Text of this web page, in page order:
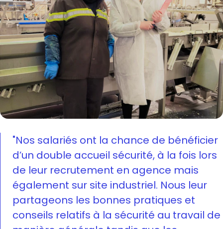
"Nos salariés ont la chance de bénéficier
d’un double accueil sécurité, à la fois lors
de leur recrutement en agence mais
également sur site industriel. Nous leur
partageons les bonnes pratiques et
conseils relatifs à la sécurité au travail de